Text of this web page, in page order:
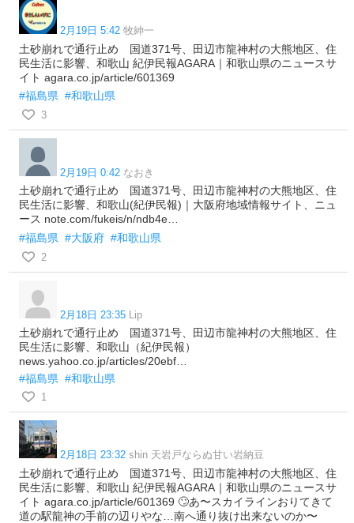
2月19日 5:42 牧紳一
土砂崩れで通行止め 国道371号、田辺市龍神村の大熊地区、住
民生活に影響、和歌山 紀伊民報AGARA｜和歌山県のニュースサ
イト agara.co.jp/article/601369
#福島県 #和歌山県
3
2月19日 0:42 なおき
土砂崩れで通行止め 国道371号、田辺市龍神村の大熊地区、住
民生活に影響、和歌山(紀伊民報)｜大阪府地域情報サイト、ニュ
ース note.com/fukeis/n/ndb4e…
#福島県 #大阪府 #和歌山県
2
2月18日 23:35 Lip
土砂崩れで通行止め 国道371号、田辺市龍神村の大熊地区、住
民生活に影響、和歌山（紀伊民報）
news.yahoo.co.jp/articles/20ebf…
#福島県 #和歌山県
1
2月18日 23:32 shin 天岩戸ならぬ甘い岩納豆
土砂崩れで通行止め 国道371号、田辺市龍神村の大熊地区、住
民生活に影響、和歌山 紀伊民報AGARA｜和歌山県のニュースサ
イト agara.co.jp/article/601369 🙄あ〜スカイラインおりてきて
道の駅龍神の手前の辺りやな…南へ通り抜け出来ないのか〜